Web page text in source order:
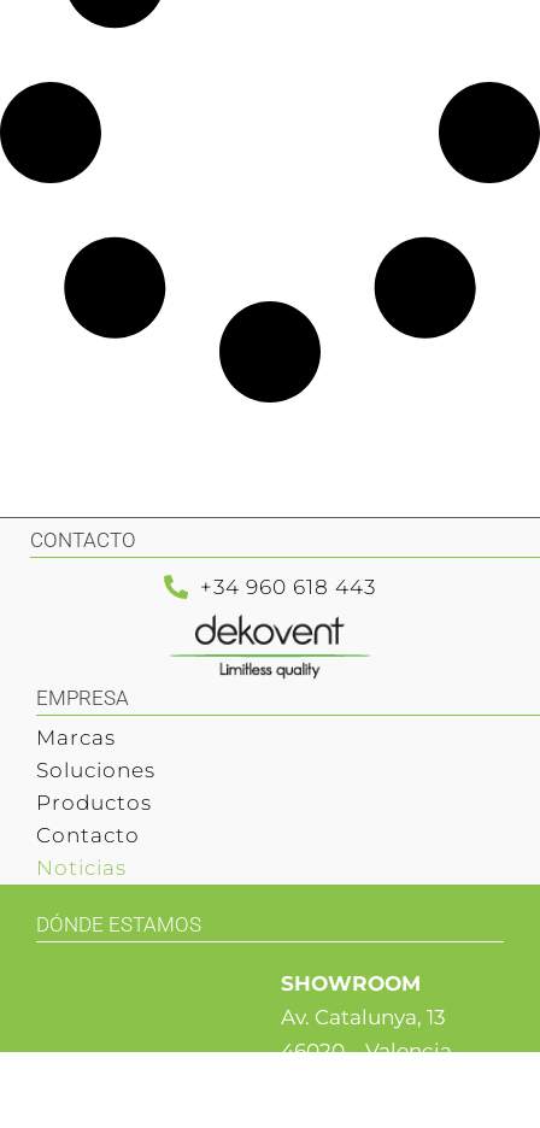
CONTACTO
+34 960 618 443
EMPRESA
Marcas
Soluciones
Productos
Contacto
Noticias
DÓNDE ESTAMOS
SHOWROOM
Av. Catalunya, 13
46020 – Valencia